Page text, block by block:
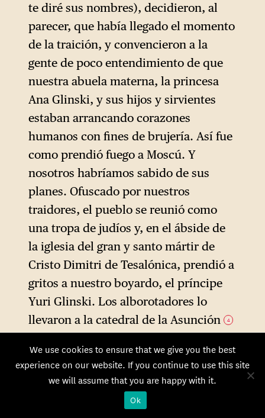
te diré sus nombres), decidieron, al
parecer, que había llegado el momento
de la traición, y convencieron a la
gente de poco entendimiento de que
nuestra abuela materna, la princesa
Ana Glinski, y sus hijos y sirvientes
estaban arrancando corazones
humanos con fines de brujería. Así fue
como prendió fuego a Moscú. Y
nosotros habríamos sabido de sus
planes. Ofuscado por nuestros
traidores, el pueblo se reunió como
una tropa de judíos y, en el ábside de
la iglesia del gran y santo mártir de
Cristo Dimitri de Tesalónica, prendió a
gritos a nuestro boyardo, el príncipe
Yuri Glinski. Los alborotadores lo
llevaron a la catedral de la Asunción 4
delante del púlpito del metropolita,
inundando la iglesia con su sangre.
Sacaron su cadáver por el gran portal y
lo exhibieron en la plaza pública,
We use cookies to ensure that we give you the best
experience on our website. If you continue to use this site
we will assume that you are happy with it.
Ok